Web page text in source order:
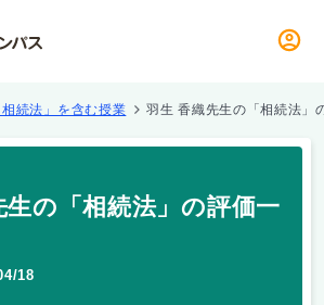
相続法」を含む授業 羽生 香織先生の「相続法」
生の「相続法」の評価一
18